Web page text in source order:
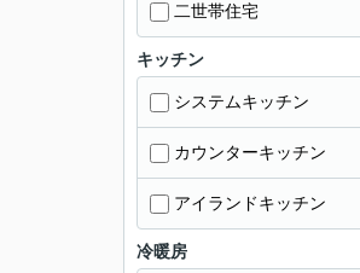
二世帯住宅
キッチン
システムキッチン
カウンターキッチン
アイランドキッチン
冷暖房